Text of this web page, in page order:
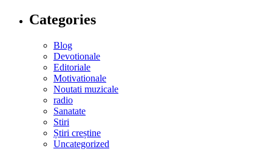
Categories
Blog
Devotionale
Editoriale
Motivationale
Noutati muzicale
radio
Sanatate
Stiri
Știri creștine
Uncategorized